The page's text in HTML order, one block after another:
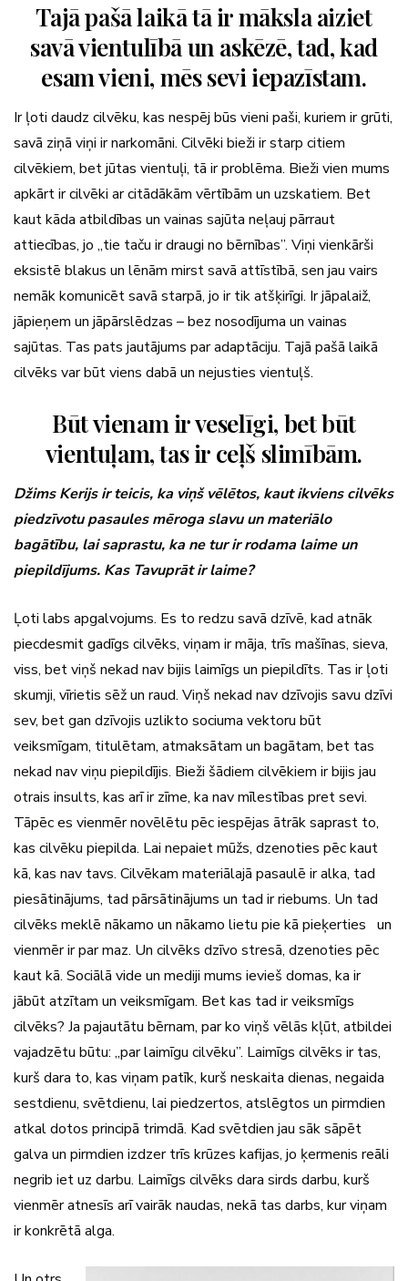
Tajā pašā laikā tā ir māksla aiziet
savā vientulībā un askēzē, tad, kad
esam vieni, mēs sevi iepazīstam.
Ir ļoti daudz cilvēku, kas nespēj būs vieni paši, kuriem ir grūti,
savā ziņā viņi ir narkomāni. Cilvēki bieži ir starp citiem
cilvēkiem, bet jūtas vientuļi, tā ir problēma. Bieži vien mums
apkārt ir cilvēki ar citādākām vērtībām un uzskatiem. Bet
kaut kāda atbildības un vainas sajūta neļauj pārraut
attiecības, jo „tie taču ir draugi no bērnības”. Viņi vienkārši
eksistē blakus un lēnām mirst savā attīstībā, sen jau vairs
nemāk komunicēt savā starpā, jo ir tik atšķirīgi. Ir jāpalaiž,
jāpieņem un jāpārslēdzas – bez nosodījuma un vainas
sajūtas. Tas pats jautājums par adaptāciju. Tajā pašā laikā
cilvēks var būt viens dabā un nejusties vientuļš.
Būt vienam ir veselīgi, bet būt
vientuļam, tas ir ceļš slimībām.
Džims Kerijs ir teicis, ka viņš vēlētos, kaut ikviens cilvēks
piedzīvotu pasaules mēroga slavu un materiālo
bagātību, lai saprastu, ka ne tur ir rodama laime un
piepildījums. Kas Tavuprāt ir laime?
Ļoti labs apgalvojums. Es to redzu savā dzīvē, kad atnāk
piecdesmit gadīgs cilvēks, viņam ir māja, trīs mašīnas, sieva,
viss, bet viņš nekad nav bijis laimīgs un piepildīts. Tas ir ļoti
skumji, vīrietis sēž un raud. Viņš nekad nav dzīvojis savu dzīvi
sev, bet gan dzīvojis uzlikto sociuma vektoru būt
veiksmīgam, titulētam, atmaksātam un bagātam, bet tas
nekad nav viņu piepildījis. Bieži šādiem cilvēkiem ir bijis jau
otrais insults, kas arī ir zīme, ka nav mīlestības pret sevi.
Tāpēc es vienmēr novēlētu pēc iespējas ātrāk saprast to,
kas cilvēku piepilda. Lai nepaiet mūžs, dzenoties pēc kaut
kā, kas nav tavs. Cilvēkam materiālajā pasaulē ir alka, tad
piesātinājums, tad pārsātinājums un tad ir riebums. Un tad
cilvēks meklē nākamo un nākamo lietu pie kā pieķerties un
vienmēr ir par maz. Un cilvēks dzīvo stresā, dzenoties pēc
kaut kā. Sociālā vide un mediji mums ievieš domas, ka ir
jābūt atzītam un veiksmīgam. Bet kas tad ir veiksmīgs
cilvēks? Ja pajautātu bērnam, par ko viņš vēlās kļūt, atbildei
vajadzētu būtu: „par laimīgu cilvēku”. Laimīgs cilvēks ir tas,
kurš dara to, kas viņam patīk, kurš neskaita dienas, negaida
sestdienu, svētdienu, lai piedzertos, atslēgtos un pirmdien
atkal dotos principā trimdā. Kad svētdien jau sāk sāpēt
galva un pirmdien izdzer trīs krūzes kafijas, jo ķermenis reāli
negrib iet uz darbu. Laimīgs cilvēks dara sirds darbu, kurš
vienmēr atnesīs arī vairāk naudas, nekā tas darbs, kur viņam
ir konkrētā alga.